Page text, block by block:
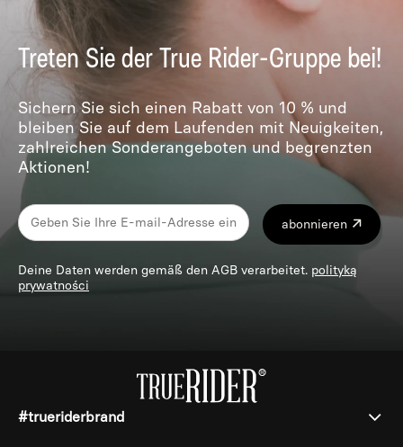
Treten Sie der True Rider-Gruppe bei!
Sichern Sie sich einen Rabatt von 10 % und
bleiben Sie auf dem Laufenden mit Neuigkeiten,
zahlreichen Sonderangeboten und begrenzten
Aktionen!
abonnieren
Deine Daten werden gemäß den AGB verarbeitet. polityką
prywatności
#trueriderbrand